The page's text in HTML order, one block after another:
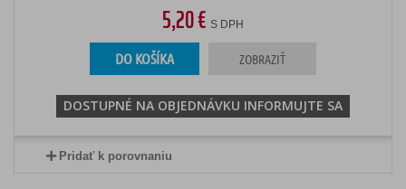
5,20 € S DPH
DO KOŠÍKA ZOBRAZIŤ
DOSTUPNÉ NA OBJEDNÁVKU INFORMUJTE SA
Pridať k porovnaniu